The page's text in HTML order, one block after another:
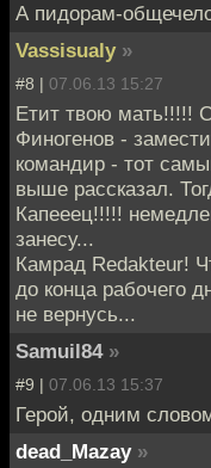
А пидорам-
Vassisualy »
#8 | 07.06.13 15:27
Етит твою мать!!!!!
Финогенов -
командир - тот
выше рассказал.
Капееец!!!!!
занесу...
Камрад Redakteur!
до конца рабочего
не вернусь...
Samuil84 »
#9 | 07.06.13 15:37
Герой, одним
dead_Mazay »